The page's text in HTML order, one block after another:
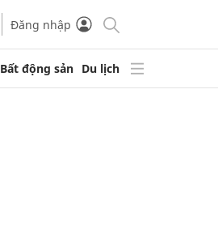
Đăng nhập
Bất động sản Du lịch